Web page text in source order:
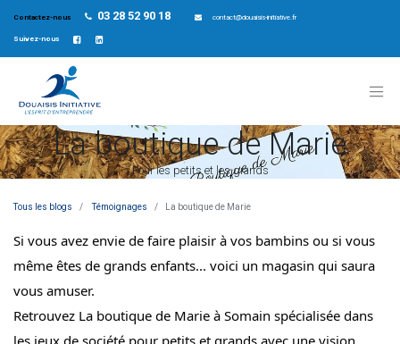
Contactez-nous 03 28 52 90 18 contact@douaisis-initiative.fr
Suivez-nous
La boutique de Marie
Pour les petits et les grands
Tous les blogs Témoignages La boutique de Marie
Si vous avez envie de faire plaisir à vos bambins ou si vous
même êtes de grands enfants... voici un magasin qui saura
vous amuser.
Retrouvez La boutique de Marie à Somain spécialisée dans